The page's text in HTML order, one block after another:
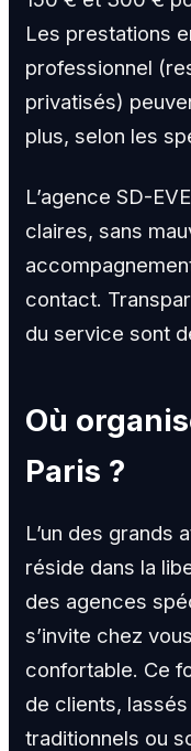
Les prestations
professionnel
privatisés)
plus, selon les
L’agence SD-
claires, sans
contact.
du service sont
Où
Paris ?
L’un des grands
réside dans la
des agences
s’invite chez
confortable. Ce
de clients,
traditionnels ou